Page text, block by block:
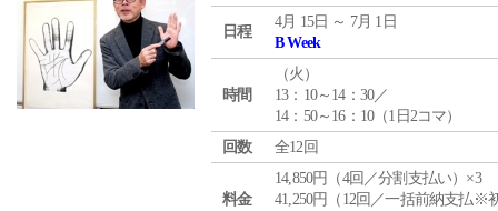
日程
4月 15日 ～ 7月 1日
B Week
時間
（火 ）
13：10～14：30／
14：50～16：10（1日2コマ）
回数
全12回
料金
14,850円（4回／分割支払い）×3
41,250円（12回／一括前納支払※